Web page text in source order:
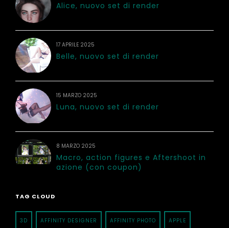
Alice, nuovo set di render
17 APRILE 2025
Belle, nuovo set di render
15 MARZO 2025
Luna, nuovo set di render
8 MARZO 2025
Macro, action figures e Aftershoot in
azione (con coupon)
TAG CLOUD
3D AFFINITY DESIGNER AFFINITY PHOTO APPLE